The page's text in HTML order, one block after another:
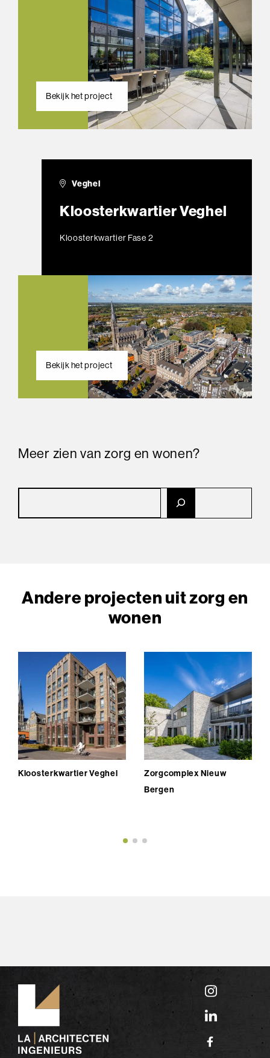
Bekijk het project
Veghel
Kloosterkwartier Veghel
Kloosterkwartier Fase 2
Bekijk het project
Meer zien van zorg en wonen?
Andere projecten uit zorg en
wonen
Kloosterkwartier Veghel
Zorgcomplex Nieuw
Bergen